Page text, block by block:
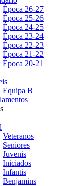
Época 26-27
Época 25-26
Época 24-25
Época 23-24
Época 22-23
Época 21-22
Época 20-21
Equipa B
Veteranos
Seniores
Juvenis
Iniciados
Infantis
Benjamins